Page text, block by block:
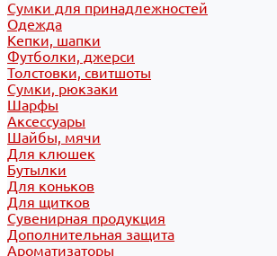
Сумки для принадлежностей
Одежда
Кепки, шапки
Футболки, джерси
Толстовки, свитшоты
Сумки, рюкзаки
Шарфы
Аксессуары
Шайбы, мячи
Для клюшек
Бутылки
Для коньков
Для щитков
Сувенирная продукция
Дополнительная защита
Ароматизаторы